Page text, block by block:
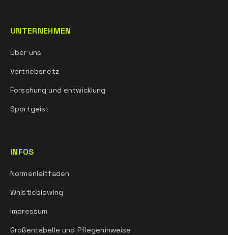
UNTERNEHMEN
Über uns
Vertriebsnetz
Forschung und entwicklung
Sportgeist
INFOS
Normenleitfaden
Whistleblowing
Impressum
Größentabelle und Pflegehinweise